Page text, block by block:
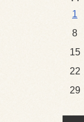
1
8
15
22
29